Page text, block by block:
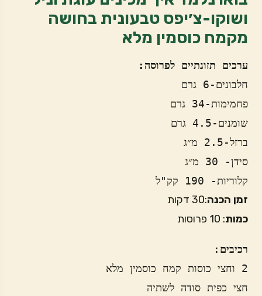
ושוקו-צ׳יפס טבעונית בחושה
מקמח כוסמין מלא
ערכים תזונתיים לפרוסה:
חלבונים-6 גרם
פחמימות-34 גרם
שומנים-4.5 גרם
ברזל-2.5 מ״ג
סידן- 30 מ״ג
קלוריות- 190 קק"ל
זמן הכנה:30 דקות
כמות: 10 פרוסות
רכיבים